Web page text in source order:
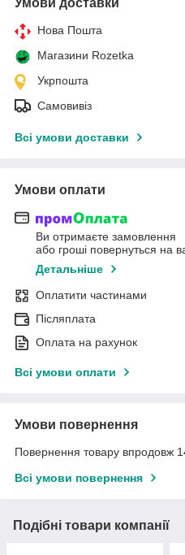
Нова Пошта
Магазини Rozetka
Укрпошта
Самовивіз
Всі умови доставки
Умови оплати
Ви отримаєте замовлення
або гроші повернуться на
Детальніше
Оплатити частинами
Післяплата
Оплата на рахунок
Всі умови оплати
Умови повернення
Повернення товару впродовж
Всі умови повернення
Подібні товари компанії